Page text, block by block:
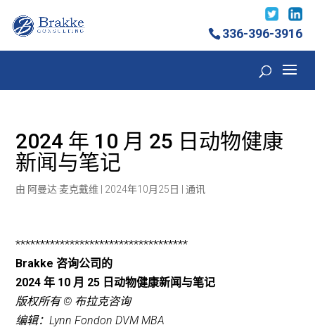
336-396-3916
2024 年 10 月 25 日动物健康
新闻与笔记
由 阿曼达·麦克戴维 2024年10月25日 |通讯
***********************************
Brakke 咨询公司的
2024 年 10 月 25 日动物健康新闻与笔记
版权所有 © 布拉克咨询
编辑：Lynn Fondon DVM MBA